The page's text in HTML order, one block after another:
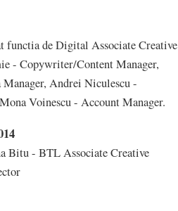
functia de Digital Associate Creative
- Copywriter/Content Manager,
Andrei Niculescu -
Voinescu - Account Manager.
Bitu - BTL Associate Creative